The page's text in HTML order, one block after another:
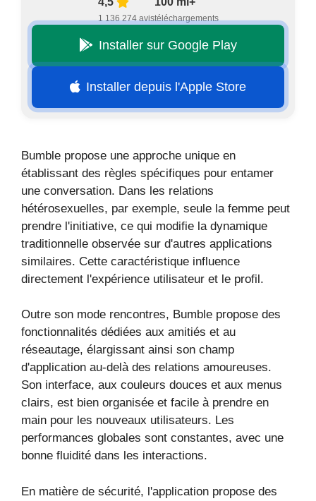
1 136 274 avistéléchargements
Installer sur Google Play
Installer depuis l'Apple Store
Bumble propose une approche unique en
établissant des règles spécifiques pour entamer
une conversation. Dans les relations
hétérosexuelles, par exemple, seule la femme peut
prendre l'initiative, ce qui modifie la dynamique
traditionnelle observée sur d'autres applications
similaires. Cette caractéristique influence
directement l'expérience utilisateur et le profil.
Outre son mode rencontres, Bumble propose des
fonctionnalités dédiées aux amitiés et au
réseautage, élargissant ainsi son champ
d'application au-delà des relations amoureuses.
Son interface, aux couleurs douces et aux menus
clairs, est bien organisée et facile à prendre en
main pour les nouveaux utilisateurs. Les
performances globales sont constantes, avec une
bonne fluidité dans les interactions.
En matière de sécurité, l'application propose des